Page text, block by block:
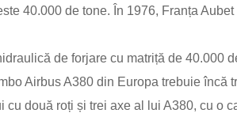
40.000 de tone. În 1976, Franța Aubet
de forjare cu matriță de 40.000
Airbus A380 din Europa trebuie încă
două roți și trei axe al lui A380, cu o